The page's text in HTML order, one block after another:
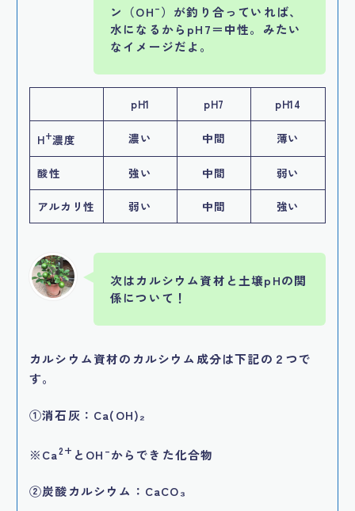
ン（OH–）が釣り合っていれば、
水になるからpH7＝中性。みたい
なイメージだよ。
pH1 pH7 pH14
H+濃度 濃い 中間 薄い
酸性 強い 中間 弱い
アルカリ性 弱い 中間 強い
次はカルシウム資材と土壌pHの関
係について！
カルシウム資材のカルシウム成分は下記の２つで
す。
①消石灰：Ca(OH)₂
※Ca2+ とOH –からできた化合物
②炭酸カルシウム：CaCO₃